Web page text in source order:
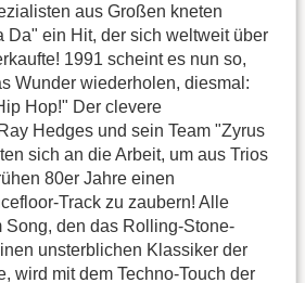
aus Großen kneten
Da" ein Hit, der sich weltweit über
1991 scheint es nun so,
Wunder wiederholen, diesmal:
Hop!" Der clevere
Hedges und sein Team "Zyrus
sich an die Arbeit, um aus Trios
80er Jahre einen
Track zu zaubern! Alle
Song, den das Rolling-Stone-
unsterblichen Klassiker der
wird mit dem Techno-Touch der